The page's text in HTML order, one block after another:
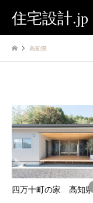
住宅設計.jp
高知県
四万十町の家 高知県